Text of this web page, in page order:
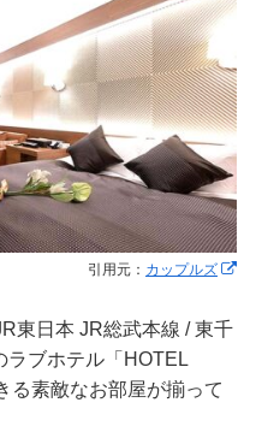
引用元： カップルズ
東日本 JR総武本線 / 東千
ラブホテル「HOTEL
る素敵なお部屋が揃って